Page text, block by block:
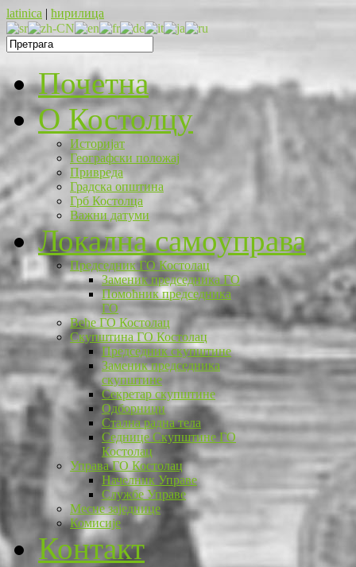
latinica | ћирилица
Почетна
O Костолцу
Историјат
Географски положај
Привреда
Градска општина
Грб Костолца
Важни датуми
Локална самоуправа
Председник ГО Костолац
Заменик председника ГО
Помоћник председника
ГО
Веће ГО Костолац
Скупштина ГО Костолац
Председник скупштине
Заменик председника
скупштине
Секретар скупштине
Одборници
Стална радна тела
Седнице Скупштине ГО
Костолац
Управа ГО Костолац
Начелник Управе
Службе Управе
Месне заједнице
Комисије
Контакт